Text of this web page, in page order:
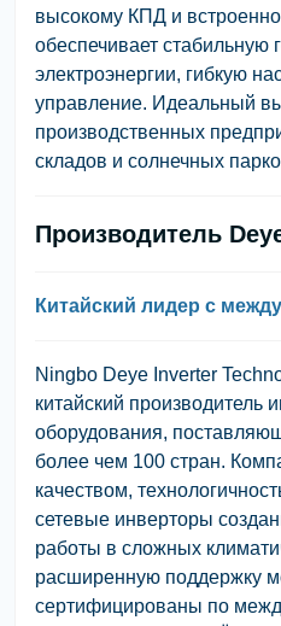
высокому КПД и
обеспечивает стабильную
электроэнергии, гибкую
управление. Идеальный
производственных
складов и солнечных
Производитель
Китайский лидер с
Ningbo Deye Inverter
китайский производитель
оборудования,
более чем 100 стран.
качеством,
сетевые инверторы
работы в сложных
расширенную поддержку
сертифицированы по